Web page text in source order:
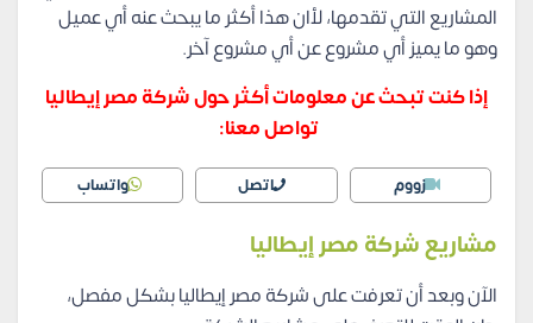
المشاريع التي تقدمها، لأان هذا أكثر ما يبحث عنه أي عميل
وهو ما يميز أي مشروع عن أي مشروع آخر.
إذا كنت تبحث عن معلومات أكثر حول شركة مصر إيطاليا
تواصل معنا:
زووم اتصل واتساب
مشاريع شركة مصر إيطاليا
الآن وبعد أن تعرفت على شركة مصر إيطاليا بشكل مفصل،